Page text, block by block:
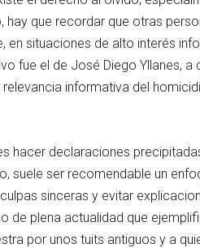
hay que recordar que otras
en situaciones de alto interés
fue el de José Diego Yllanes, a
informativa del
hacer declaraciones
suele ser recomendable un
sinceras y evitar
de plena actualidad que
por unos tuits antiguos y a